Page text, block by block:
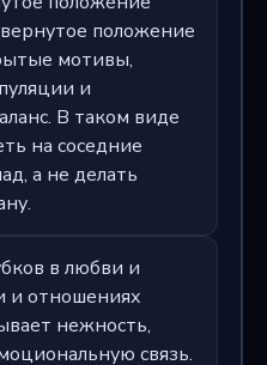
положение
мотивы,
и
В таком виде
на соседние
а не делать
в любви и
и отношениях
нежность,
связь.